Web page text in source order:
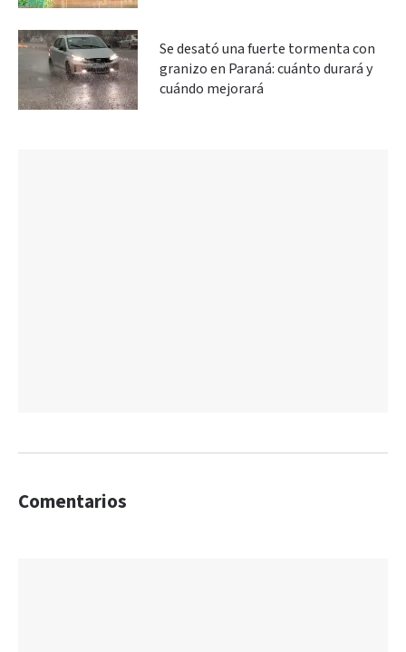
Se desató una fuerte tormenta con
granizo en Paraná: cuánto durará y
cuándo mejorará
Comentarios